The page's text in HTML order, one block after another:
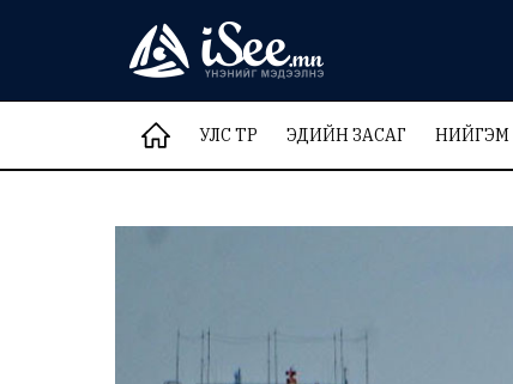
УЛС ТӨР ЭДИЙН ЗАСАГ НИЙГЭМ